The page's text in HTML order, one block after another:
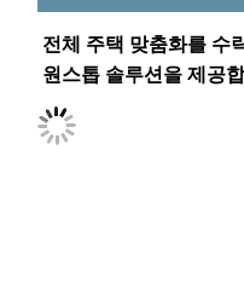
전체 주택 맞춤화를 수
원스톱 솔루션을 제공